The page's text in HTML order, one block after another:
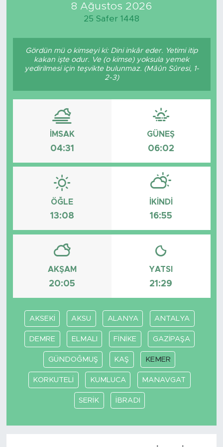
8 Ağustos 2026
25 Safer 1448
Gördün mü o kimseyi ki: Dini inkâr eder. Yetimi itip
kakan işte odur. Ve (o kimse) yoksula yemek
yedirilmesi için teşvikte bulunmaz. (Mâûn Sûresi, 1-
2-3)
İMSAK
04:31
GÜNEŞ
06:02
ÖĞLE
13:08
İKINDI
16:55
AKŞAM
20:05
YATSI
21:29
AKSEKİ AKSU ALANYA ANTALYA
DEMRE ELMALI FİNİKE GAZİPAŞA
GÜNDOĞMUŞ KAŞ KEMER
KORKUTELİ KUMLUCA MANAVGAT
SERİK İBRADI